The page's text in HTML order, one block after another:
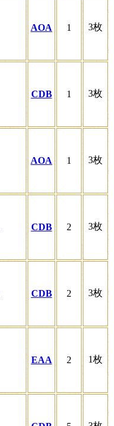
AOA 1 3枚
CDB 1 3枚
AOA 1 3枚
CDB 2 3枚
CDB 2 3枚
EAA 2 1枚